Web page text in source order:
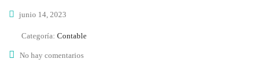
junio 14, 2023
Categoría: Contable
No hay comentarios